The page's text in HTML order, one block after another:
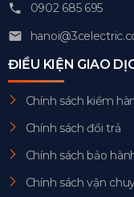
0902 685 695
ĐIỀU KIỆN GIAO
Chính sách kiểm
Chính sách đổi trả
Chính sách bảo
Chính sách vận